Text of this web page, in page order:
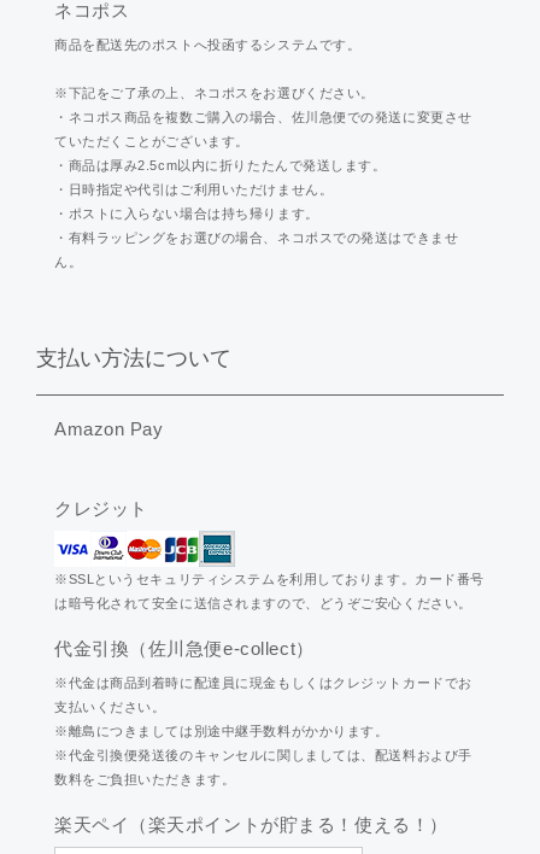
ネコポス
商品を配送先のポストへ投函するシステムです。
※下記をご了承の上、ネコポスをお選びください。
・ネコポス商品を複数ご購入の場合、佐川急便での発送に変更させ
ていただくことがございます。
・商品は厚み2.5cm以内に折りたたんで発送します。
・日時指定や代引はご利用いただけません。
・ポストに入らない場合は持ち帰ります。
・有料ラッピングをお選びの場合、ネコポスでの発送はできませ
ん。
支払い方法について
Amazon Pay
クレジット
※SSLというセキュリティシステムを利用しております。カード番号
は暗号化されて安全に送信されますので、どうぞご安心ください。
代金引換（佐川急便e-collect）
※代金は商品到着時に配達員に現金もしくはクレジットカードでお
支払いください。
※離島につきましては別途中継手数料がかかります。
※代金引換便発送後のキャンセルに関しましては、配送料および手
数料をご負担いただきます。
楽天ペイ（楽天ポイントが貯まる！使える！）